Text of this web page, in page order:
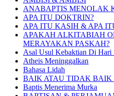
ANABAPTIS MENOLAK
APA ITU DOKTRIN?
APA ITU KASIH & APA
APAKAH ALKITABIAH
MERAYAKAN PASKAH?
Asal Usul Kebaktian Di Hari
Atheis Meninggalkan
Bahasa Lidah
BAIK ATAU TIDAK BAIK
Baptis Menerima Murka